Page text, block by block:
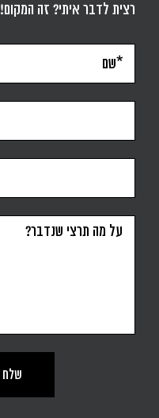
רצית לדבר איתי? זה המקום!